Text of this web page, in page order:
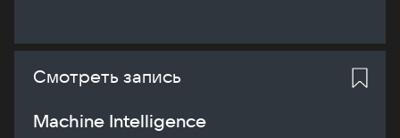
Смотреть запись
Machine Intelligence